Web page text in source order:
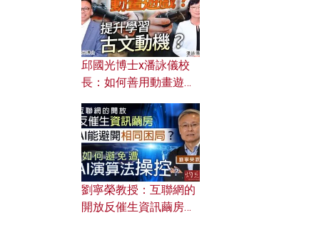
邱國光博士x潘詠儀校
長：如何善用動畫遊戲
劉寧榮教授：互聯網的
開放反催生資訊繭房，